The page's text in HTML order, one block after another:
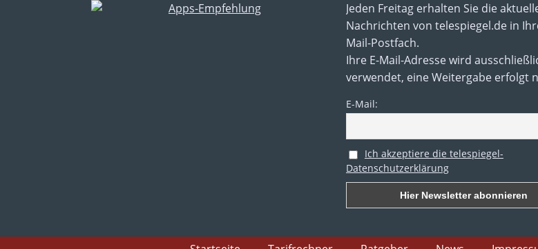
Jeden Freitag erhalten Sie die
Nachrichten von telespiegel.de in
Mail-Postfach.
Ihre E-Mail-Adresse wird
verwendet, eine Weitergabe erfolgt
E-Mail:
Ich akzeptiere die telespiegel-
Datenschutzerklärung